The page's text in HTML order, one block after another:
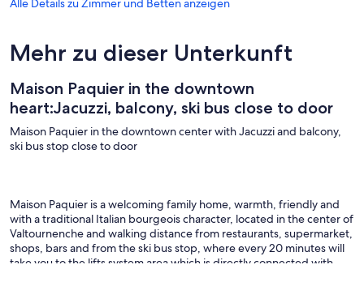
Alle Details zu Zimmer und Betten anzeigen
Mehr zu dieser Unterkunft
Maison Paquier in the downtown
heart:Jacuzzi, balcony, ski bus close to door
Maison Paquier in the downtown center with Jacuzzi and balcony,
ski bus stop close to door
Maison Paquier is a welcoming family home, warmth, friendly and
with a traditional Italian bourgeois character, located in the center of
Valtournenche and walking distance from restaurants, supermarket,
shops, bars and from the ski bus stop, where every 20 minutes will
take you to the lifts system area which is directly connected with